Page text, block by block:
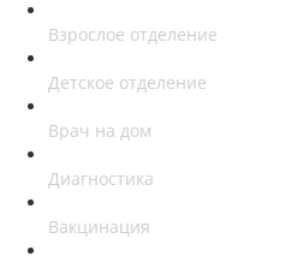
Взрослое отделение
Детское отделение
Врач на дом
Диагностика
Вакцинация